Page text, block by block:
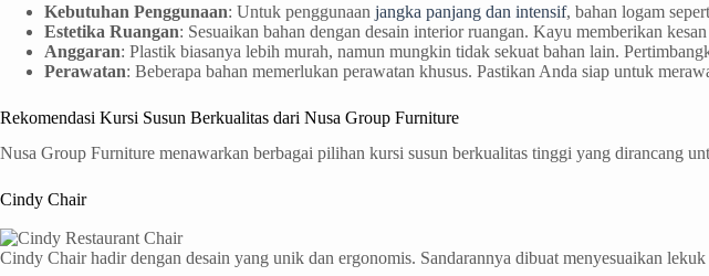
Kebutuhan Penggunaan: Untuk penggunaan jangka panjang dan intensif, bahan logam
Estetika Ruangan: Sesuaikan bahan dengan desain interior ruangan. Kayu memberikan
Anggaran: Plastik biasanya lebih murah, namun mungkin tidak sekuat bahan lain.
Perawatan: Beberapa bahan memerlukan perawatan khusus. Pastikan Anda siap untuk
Rekomendasi Kursi Susun Berkualitas dari Nusa Group Furniture
Nusa Group Furniture menawarkan berbagai pilihan kursi susun berkualitas tinggi yang dirancang
Cindy Chair
Cindy Chair hadir dengan desain yang unik dan ergonomis. Sandarannya dibuat menyesuaikan